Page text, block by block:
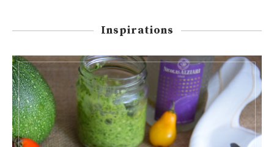
Inspirations